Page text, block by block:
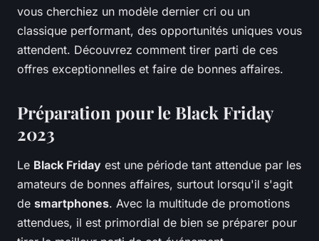
vous cherchiez un modèle dernier cri ou un
classique performant, des opportunités uniques vous
attendent. Découvrez comment tirer parti de ces
offres exceptionnelles et faire de bonnes affaires.
Préparation pour le Black Friday
2023
Le Black Friday est une période tant attendue par les
amateurs de bonnes affaires, surtout lorsqu'il s'agit
de smartphones. Avec la multitude de promotions
attendues, il est primordial de bien se préparer pour